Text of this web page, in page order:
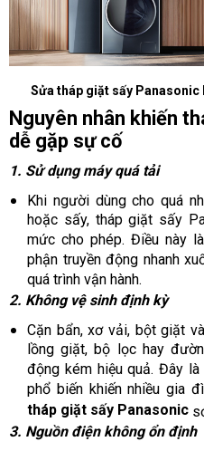
Sửa tháp giặt sấy Panasonic
Nguyên nhân khiến
dễ gặp sự cố
1. Sử dụng máy quá tải
Khi người dùng cho quá
hoặc sấy, tháp giặt sấy
mức cho phép. Điều này
phận truyền động nhanh
quá trình vận hành.
2. Không vệ sinh định kỳ
Cặn bẩn, xơ vải, bột giặt
lồng giặt, bộ lọc hay
động kém hiệu quả. Đây
phổ biến khiến nhiều gia
tháp giặt sấy Panasonic
3. Nguồn điện không ổn định